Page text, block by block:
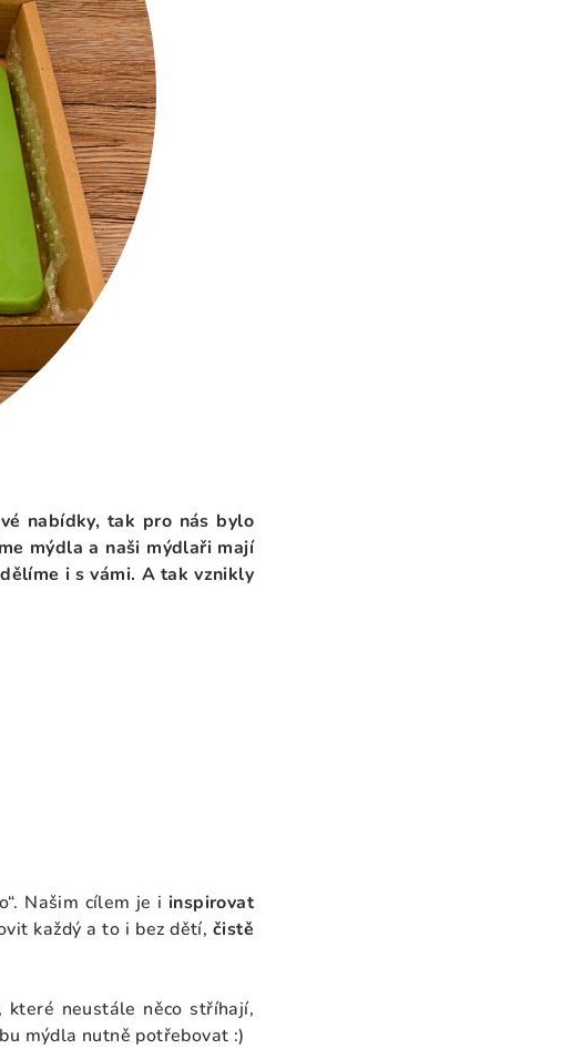
nabídky, tak pro nás bylo
mýdla a naši mýdlaři mají
i s vámi. A tak vznikly
Našim cílem je i inspirovat
každý a to i bez dětí, čistě
, které neustále něco stříhají,
mýdla nutně potřebovat :)